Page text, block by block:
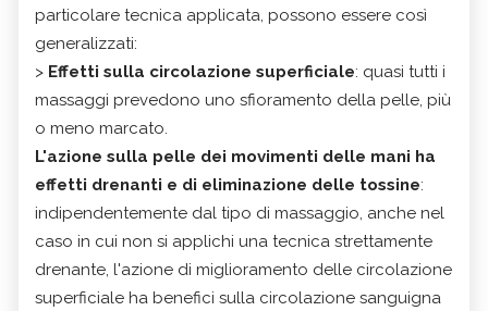
particolare tecnica applicata, possono essere così
generalizzati:
> Effetti sulla circolazione superficiale: quasi tutti i
massaggi prevedono uno sfioramento della pelle, più
o meno marcato.
L'azione sulla pelle dei movimenti delle mani ha
effetti drenanti e di eliminazione delle tossine:
indipendentemente dal tipo di massaggio, anche nel
caso in cui non si applichi una tecnica strettamente
drenante, l'azione di miglioramento delle circolazione
superficiale ha benefici sulla circolazione sanguigna